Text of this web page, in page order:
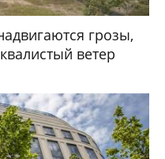
грозы,
ветер